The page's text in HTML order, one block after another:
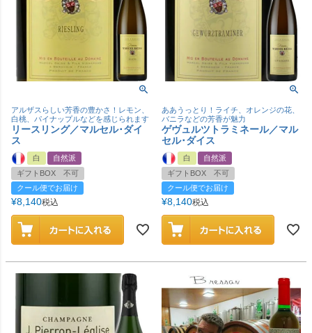
アルザスらしい芳香の豊かさ！レモン、
白桃、パイナップルなどを感じられます
リースリング／マルセル･ダイ
ス
白
自然派
ギフトBOX 不可
クール便でお届け
¥8,140税込
ああうっとり！ライチ、オレンジの花、
バニラなどの芳香が魅力
ゲヴュルツトラミネール／マル
セル･ダイス
白
自然派
ギフトBOX 不可
クール便でお届け
¥8,140税込